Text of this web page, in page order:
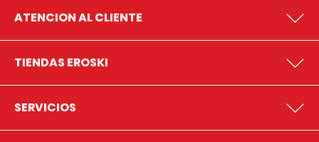
ATENCION AL CLIENTE
TIENDAS EROSKI
SERVICIOS